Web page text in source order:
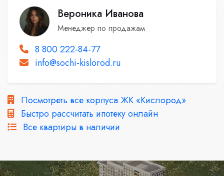
Вероника Иванова
Менеджер по продажам
8 800 222-84-77
info@sochi-kislorod.ru
Посмотреть все корпуса ЖК «Кислород»
Быстро рассчитать ипотеку онлайн
Все квартиры в наличии